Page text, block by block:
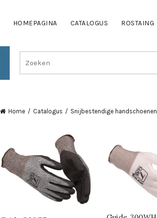
HOMEPAGINA CATALOGUS ROSTAING
for:
Home Catalogus Snijbestendige handschoenen